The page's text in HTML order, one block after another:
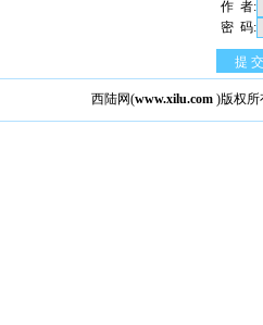
作 者:
密 码:
提 交
西陆网(www.xilu.com )版权